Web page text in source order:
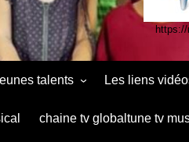
talents Les liens
infos media
chaine tv globaltune tv